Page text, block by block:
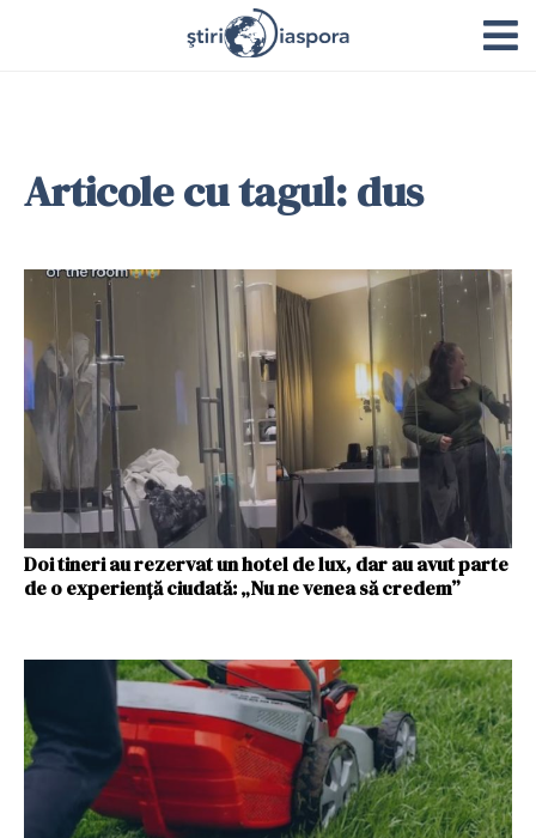
Articole cu tagul: dus
Doi tineri au rezervat un hotel de lux, dar au avut parte
de o experiență ciudată: „Nu ne venea să credem”